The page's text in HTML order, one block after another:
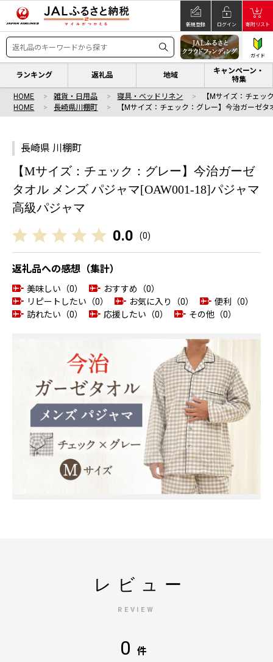
新規登録 ログイン 寄附リスト
ガイド
ランキング 返礼品 地域
キャンペーン・
特集
HOME 雑貨・日用品 寝具・ベッドリネン
【Mサイズ：チェ
HOME
長崎県川棚町 【Mサイズ：チェック：グレー】今治ガーゼ
長崎県 川棚町
【Mサイズ：チェック：グレー】今治ガーゼ
タオル メンズ パジャマ[OAW001-18]パジャマ
高級パジャマ
0.0 (0)
返礼品への感想（集計）
美味しい（0）
おすすめ（0）
リピートしたい（0）
お気に入り（0）
便利（0）
訪れたい（0）
応援したい（0） その他（0）
レビュー
REVIEW
0 件